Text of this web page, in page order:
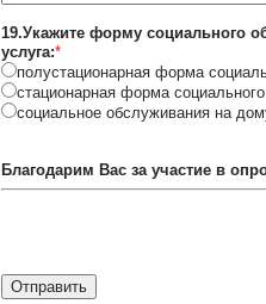
19.Укажите форму социального
услуга:*
полустационарная форма
стационарная форма
социальное обслуживания на
Благодарим Вас за участие в